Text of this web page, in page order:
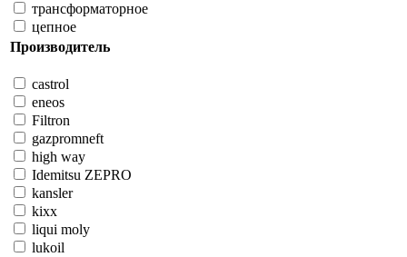
трансформаторное
цепное
Производитель
castrol
eneos
Filtron
gazpromneft
high way
Idemitsu ZEPRO
kansler
kixx
liqui moly
lukoil